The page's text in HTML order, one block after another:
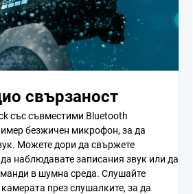
свързаност
със съвместими Bluetooth
безжичен микрофон, за да
Можете дори да свържете
наблюдавате записания звук или да
в шумна среда. Слушайте
през слушалките, за да